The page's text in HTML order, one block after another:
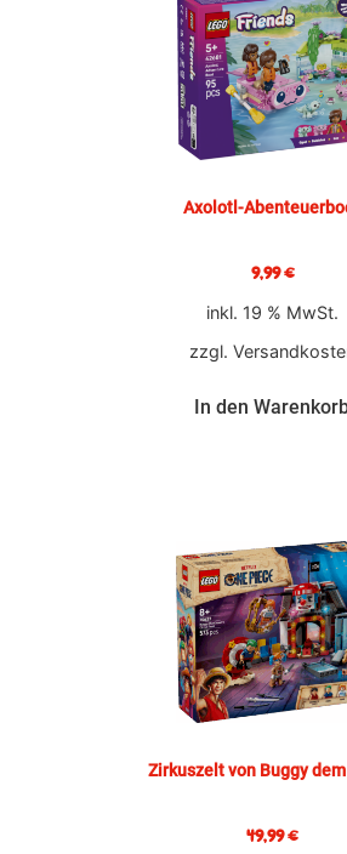
Axolotl-
9,99€
inkl. 19 % MwSt.
zzgl.
In den
Zirkuszelt von Buggy
49,99€